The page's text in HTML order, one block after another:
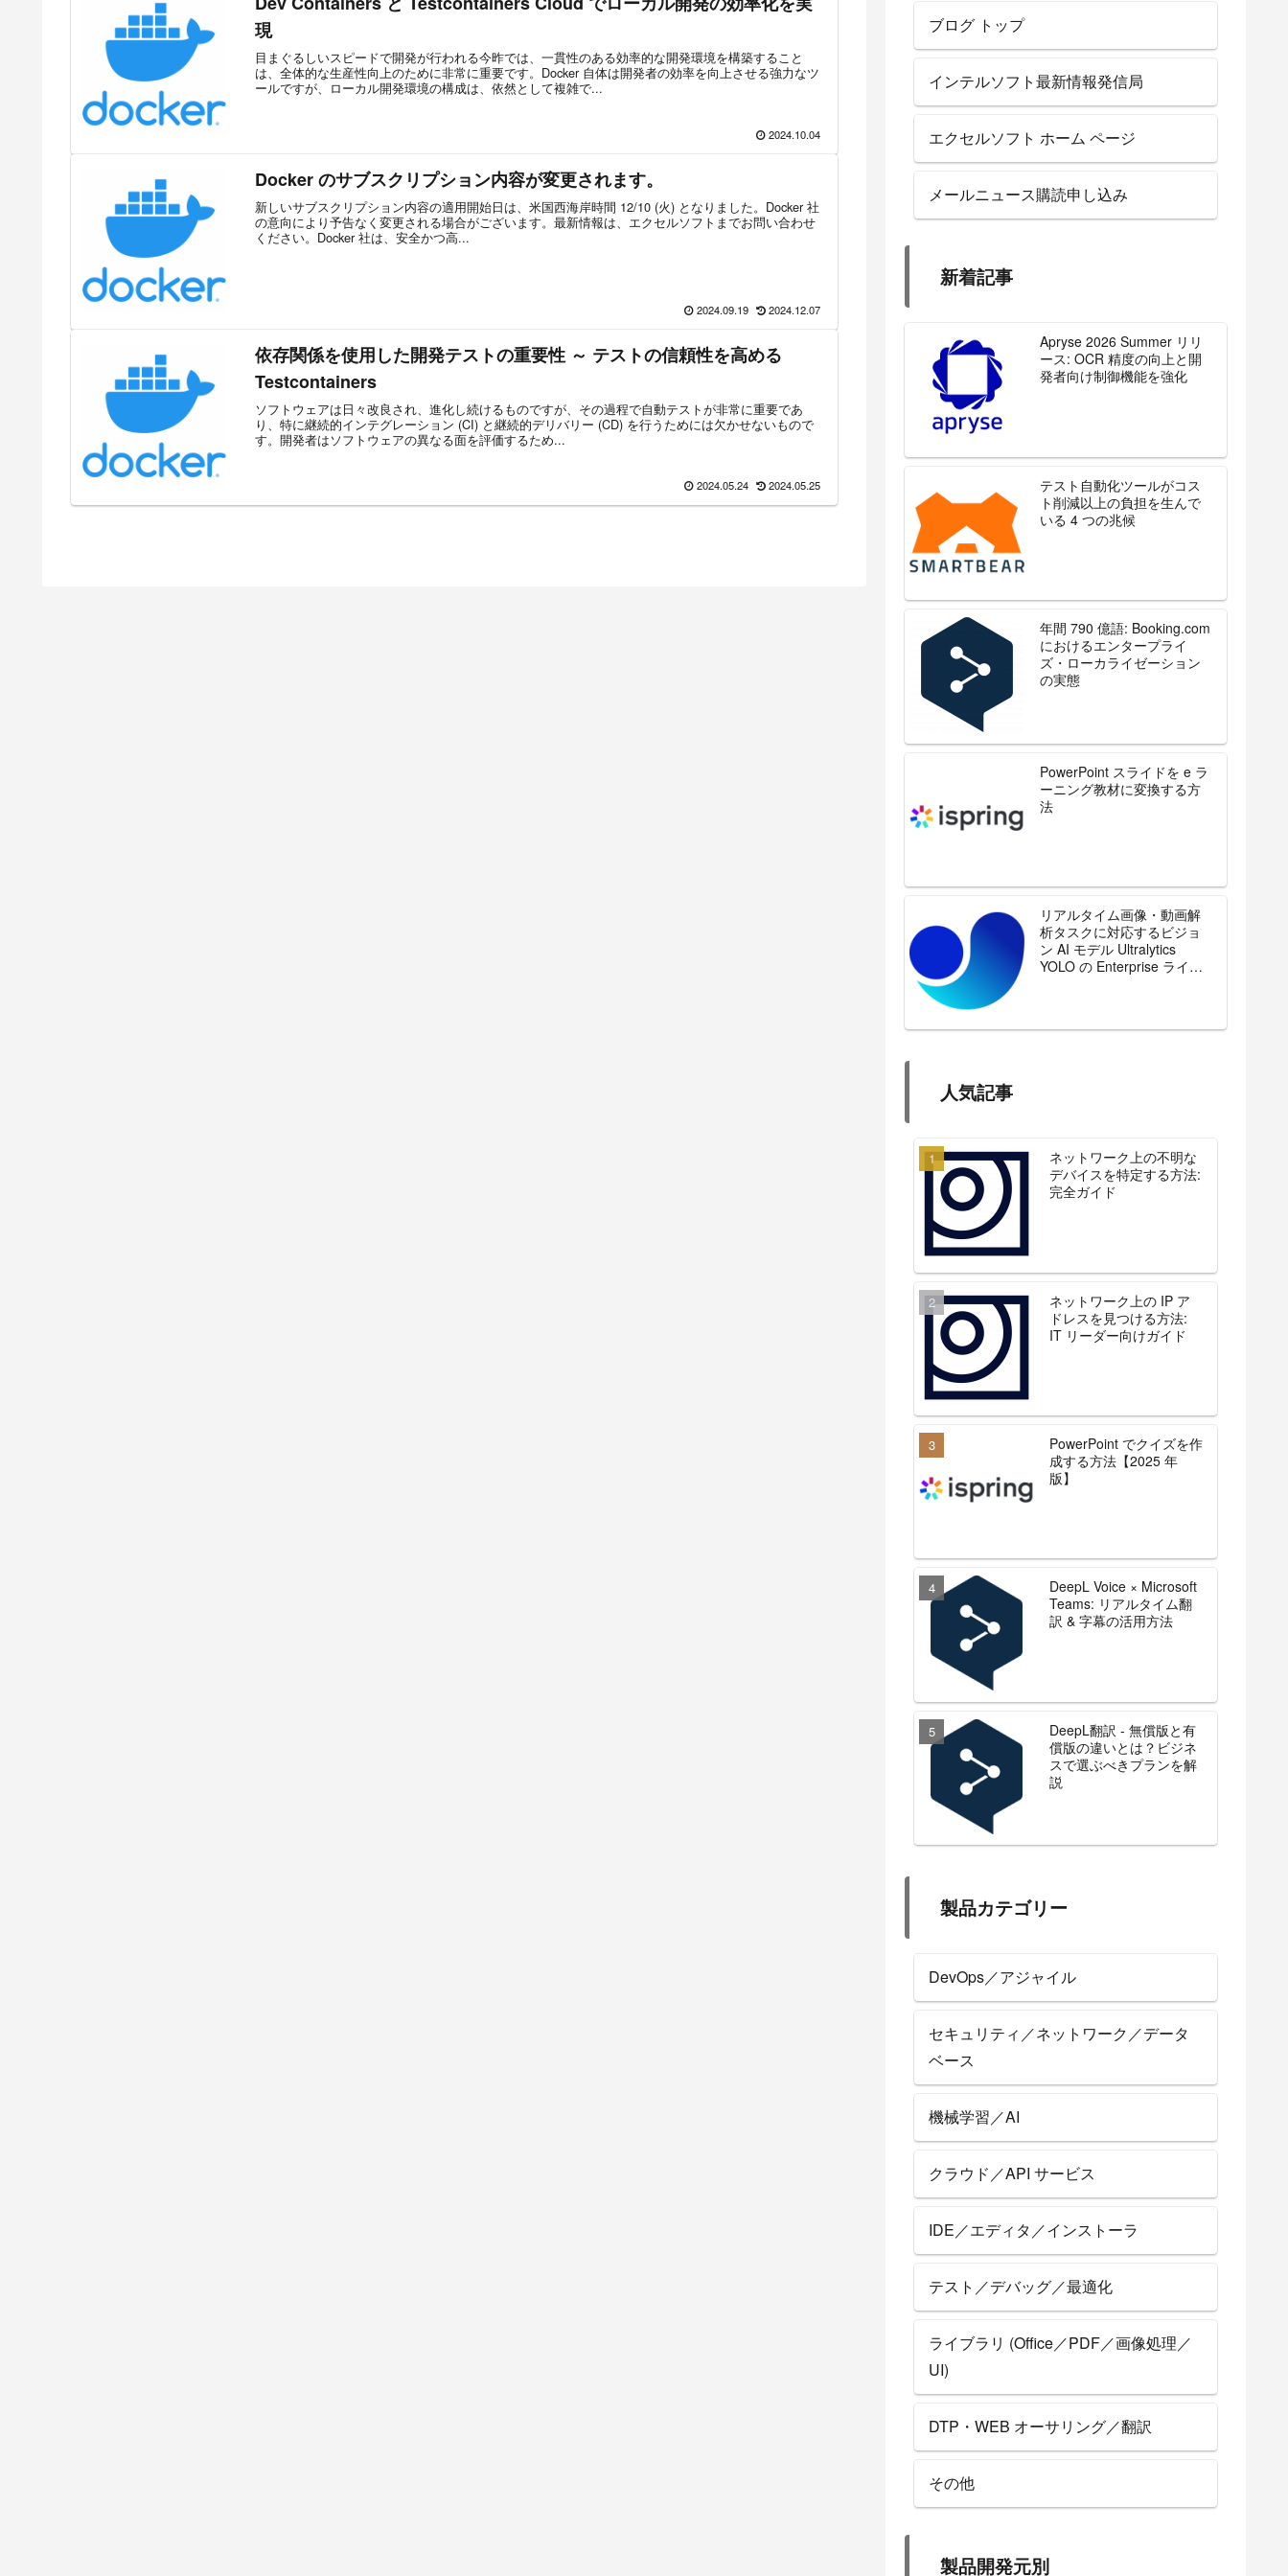
現
目まぐるしいスピードで開発が行われる今昨では、一貫性のある効率的な開発環境を構築すること
は、全体的な生産性向上のために非常に重要です。Docker 自体は開発者の効率を向上させる強力なツ
ールですが、ローカル開発環境の構成は、依然として複雑で...
2024.10.04
Docker のサブスクリプション内容が変更されます。
新しいサブスクリプション内容の適用開始日は、米国西海岸時間 12/10 (火) となりました。Docker 社
の意向により予告なく変更される場合がございます。最新情報は、エクセルソフトまでお問い合わせ
ください。Docker 社は、安全かつ高...
2024.09.19 2024.12.07
依存関係を使用した開発テストの重要性 ～ テストの信頼性を高める
Testcontainers
ソフトウェアは日々改良され、進化し続けるものですが、その過程で自動テストが非常に重要であ
り、特に継続的インテグレーション (CI) と継続的デリバリー (CD) を行うためには欠かせないもので
す。開発者はソフトウェアの異なる面を評価するため...
2024.05.24 2024.05.25
ブログ トップ
インテルソフト最新情報発信局
エクセルソフト ホーム ページ
メールニュース購読申し込み
新着記事
Apryse 2026 Summer リリ
ース: OCR 精度の向上と開
発者向け制御機能を強化
テスト自動化ツールがコス
ト削減以上の負担を生んで
いる 4 つの兆候
年間 790 億語: Booking.com
におけるエンタープライ
ズ・ローカライゼーション
の実態
PowerPoint スライドを e ラ
ーニング教材に変換する方
法
リアルタイム画像・動画解
析タスクに対応するビジョ
ン AI モデル Ultralytics
YOLO の Enterprise ライセ
人気記事
ネットワーク上の不明な
デバイスを特定する方法:
完全ガイド
ネットワーク上の IP ア
ドレスを見つける方法:
IT リーダー向けガイド
PowerPoint でクイズを作
成する方法【2025 年
版】
DeepL Voice × Microsoft
Teams: リアルタイム翻
訳 & 字幕の活用方法
DeepL翻訳 - 無償版と有
償版の違いとは？ビジネ
スで選ぶべきプランを解
説
製品カテゴリー
DevOps／アジャイル
セキュリティ／ネットワーク／データ
ベース
機械学習／AI
クラウド／API サービス
IDE／エディタ／インストーラ
テスト／デバッグ／最適化
ライブラリ (Office／PDF／画像処理／
UI)
DTP・WEB オーサリング／翻訳
その他
製品開発元別